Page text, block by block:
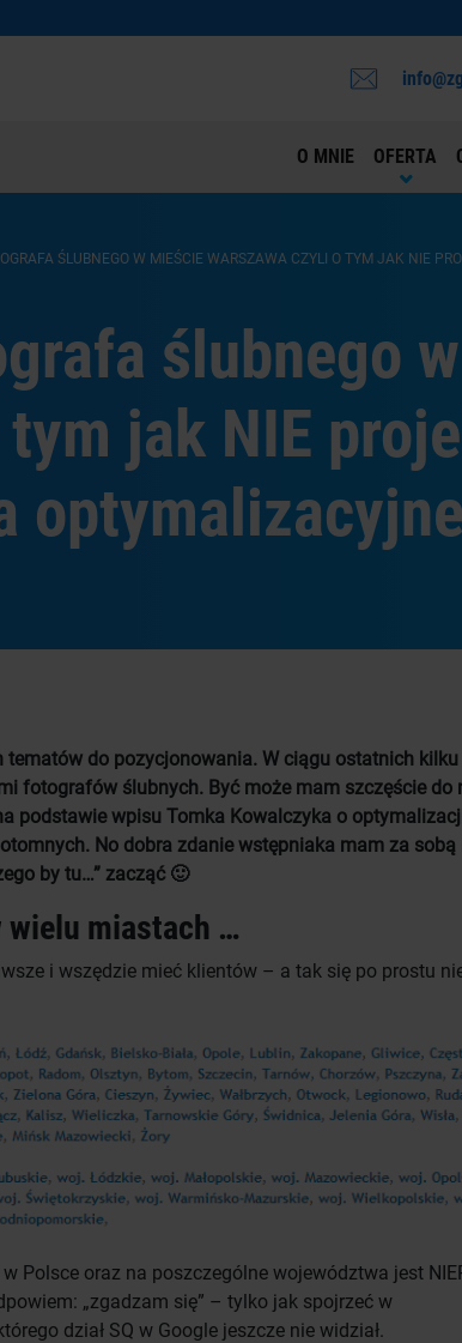
O MNIE OFERTA
ŚLUBNEGO W MIEŚCIE WARSZAWA CZYLI O TYM JAK NIE
ślubnego
jak NIE
optymalizacyjne
do pozycjonowania. W ciągu ostatnich kilku
fotografów ślubnych. Być może mam szczęście do
podstawie wpisu Tomka Kowalczyka o
No dobra zdanie wstępniaka mam za sobą
by tu…” zacząć 🙂
wielu miastach …
i wszędzie mieć klientów – a tak się po prostu
Polsce oraz na poszczególne województwa jest
„zgadzam się” – tylko jak spojrzeć w
dział SQ w Google jeszcze nie widział.